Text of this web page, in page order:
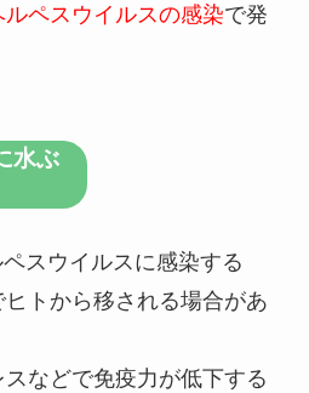
ルペスウイルスの感染で発
水ぶ
スウイルスに感染する
ヒトから移される場合があ
スなどで免疫力が低下する